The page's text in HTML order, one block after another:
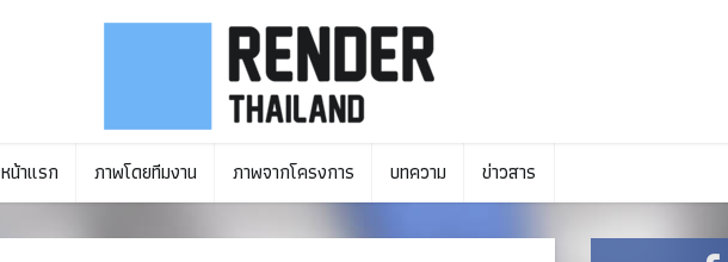
หน้าแรก ภาพโดยทีมงาน ภาพจากโครงการ บทความ ข่าวสาร